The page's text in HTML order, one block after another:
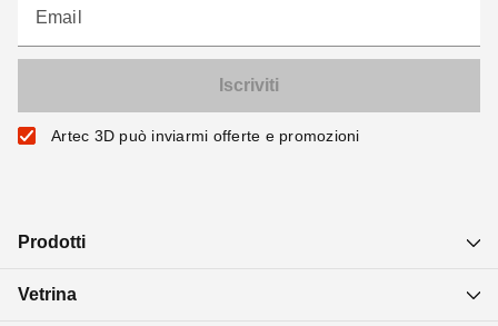
Email
Artec 3D può inviarmi offerte e promozioni
Prodotti
Vetrina